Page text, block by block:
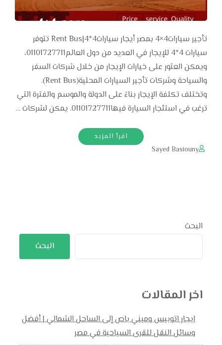
تأجير سيارات4×4 بمصر أيجار سيارات4*4|Rent Bus تتوفر
سيارات 4*4 للإيجار في العديد من دول العالم01101727711،
ويمكن العثور على خيارات الإيجار من خلال شركات السفر
والسياحة وشركات تأجير السيارات المحلية(Rent Bus).
وتختلف تكلفة الإيجار بناءً على الدولة والموسم والفترة التي
ترغب في استئجار السيارة فيها01101727711. يمكن لشركات …
اقرأ المزيد
Sayed Basiouny
البحث
البحث
اخر المقالات
ايجار اتوبيس وميني باص إلى الساحل الشمالي | أفضل
وسائل النقل للقرى السياحية في مصر